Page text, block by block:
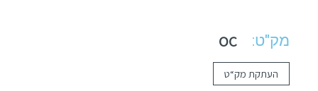
מק"ט: OC
העתקת מק“ט